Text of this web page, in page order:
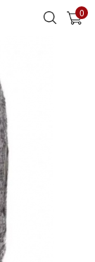
0
查看